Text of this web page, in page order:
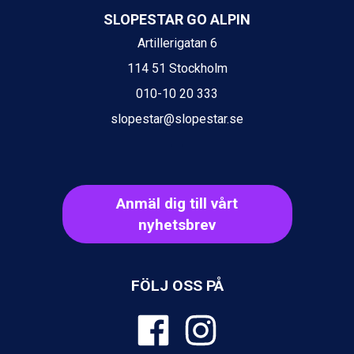
Ischgl från 11.295 kr.
St. Anton från 11.245 kr.
Zell am See från 6.295 kr.
Livigno från 5.595 kr.
Ponte di Legno från 7.395 kr.
Arabba från 11.045 kr.
La Thuile från 7.045 kr.
Cervinia från 8.245 kr.
Bad Hofgastein från 8.595 kr.
Saalbach från 9.445 kr.
Sölden från 12.995 kr.
Sestriere från 6.945 kr.
Wagrain från 7.095 kr.
SLOPESTAR GO ALPIN
Artillerigatan 6
114 51 Stockholm
010-10 20 333
slopestar@slopestar.se
Anmäl dig till vårt
nyhetsbrev
FÖLJ OSS PÅ